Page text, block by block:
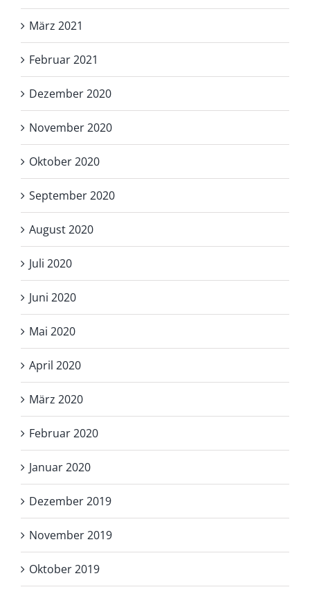
März 2021
Februar 2021
Dezember 2020
November 2020
Oktober 2020
September 2020
August 2020
Juli 2020
Juni 2020
Mai 2020
April 2020
März 2020
Februar 2020
Januar 2020
Dezember 2019
November 2019
Oktober 2019